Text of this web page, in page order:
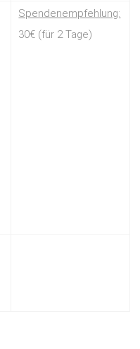
Spendenempfehlung:
30€ (für 2 Tage)